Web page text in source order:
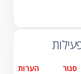
סגור הערות